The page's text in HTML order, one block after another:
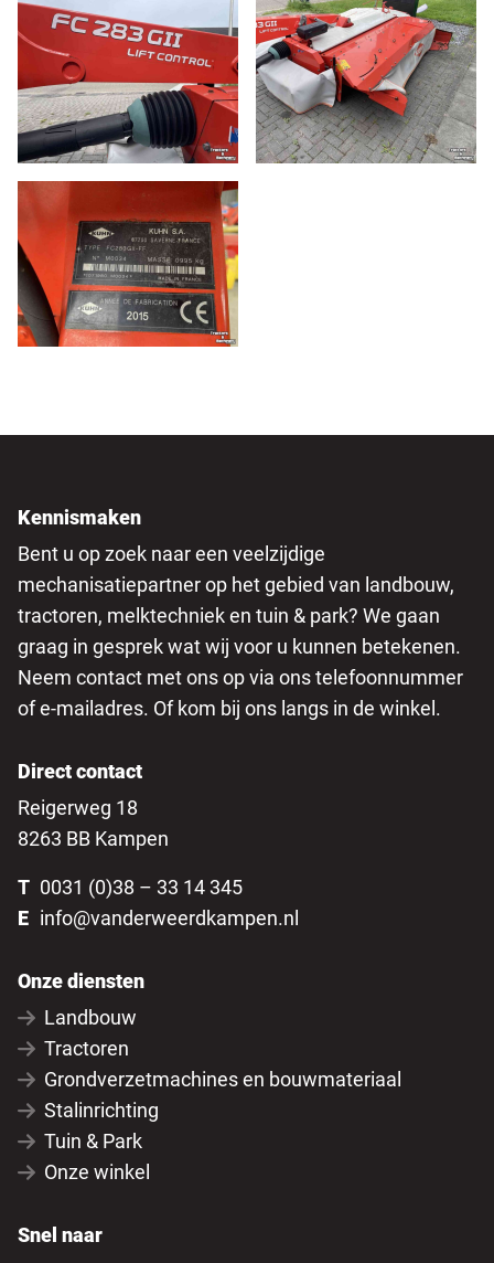
Kennismaken
Bent u op zoek naar een veelzijdige
mechanisatiepartner op het gebied van landbouw,
tractoren, melktechniek en tuin & park? We gaan
graag in gesprek wat wij voor u kunnen betekenen.
Neem contact met ons op via ons telefoonnummer
of e-mailadres. Of kom bij ons langs in de winkel.
Direct contact
Reigerweg 18
8263 BB Kampen
T 0031 (0)38 – 33 14 345
E info@vanderweerdkampen.nl
Onze diensten
Landbouw
Tractoren
Grondverzetmachines en bouwmateriaal
Stalinrichting
Tuin & Park
Onze winkel
Snel naar